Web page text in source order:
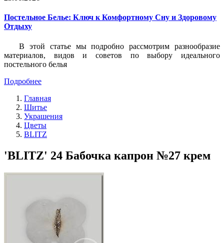
Постельное Белье: Ключ к Комфортному Сну и Здоровому
Отдыху
В этой статье мы подробно рассмотрим разнообразие
материалов, видов и советов по выбору идеального
постельного белья
Подробнее
Главная
Шитье
Украшения
Цветы
BLITZ
'BLITZ' 24 Бабочка капрон №27 крем